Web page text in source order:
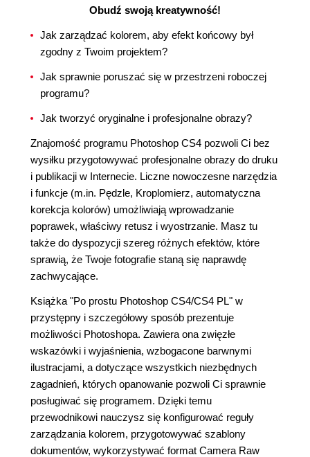
Obudź swoją kreatywność!
Jak zarządzać kolorem, aby efekt końcowy był
zgodny z Twoim projektem?
Jak sprawnie poruszać się w przestrzeni roboczej
programu?
Jak tworzyć oryginalne i profesjonalne obrazy?
Znajomość programu Photoshop CS4 pozwoli Ci bez
wysiłku przygotowywać profesjonalne obrazy do druku
i publikacji w Internecie. Liczne nowoczesne narzędzia
i funkcje (m.in. Pędzle, Kroplomierz, automatyczna
korekcja kolorów) umożliwiają wprowadzanie
poprawek, właściwy retusz i wyostrzanie. Masz tu
także do dyspozycji szereg różnych efektów, które
sprawią, że Twoje fotografie staną się naprawdę
zachwycające.
Książka "Po prostu Photoshop CS4/CS4 PL" w
przystępny i szczegółowy sposób prezentuje
możliwości Photoshopa. Zawiera ona zwięzłe
wskazówki i wyjaśnienia, wzbogacone barwnymi
ilustracjami, a dotyczące wszystkich niezbędnych
zagadnień, których opanowanie pozwoli Ci sprawnie
posługiwać się programem. Dzięki temu
przewodnikowi nauczysz się konfigurować reguły
zarządzania kolorem, przygotowywać szablony
dokumentów, wykorzystywać format Camera Raw